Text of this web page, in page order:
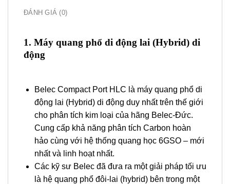
ĐÁNH GIÁ (0)
1. Máy quang phổ di động lai (Hybrid) di
động
Belec Compact Port HLC là máy quang phổ di
động lai (Hybrid) di động duy nhất trên thế giới
cho phân tích kim loại của hãng Belec-Đức.
Cung cấp khả năng phân tích Carbon hoàn
hảo cùng với hệ thống quang học 6GSO – mới
nhất và linh hoạt nhất.
Các kỹ sư Belec đã đưa ra một giải pháp tối ưu
là hệ quang phổ đôi-lai (hybrid) bên trong một